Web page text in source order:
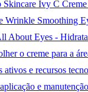
Skincare Ivy C
Wrinkle Smoothing
About Eyes -
o creme para a
ativos e recursos
e